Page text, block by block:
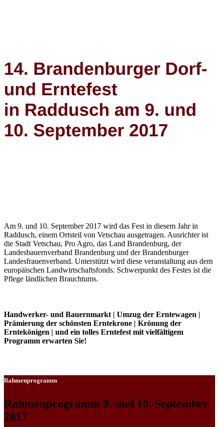
14. Brandenburger Dorf-
und Erntefest
in Raddusch am 9. und
10. September 2017
Am 9. und 10. September 2017 wird das Fest in diesem Jahr in
Raddusch, einem Ortsteil von Vetschau ausgetragen. Ausrichter ist
die Stadt Vetschau, Pro Agro, das Land Brandenburg, der
Landesbauernverband Brandenburg und der Brandenburger
Landesfrauenverband. Unterstützt wird diese veranstaltung aus dem
europäischen Landwirtschaftsfonds. Schwerpunkt des Festes ist die
Pflege ländlichen Brauchtums.
Handwerker- und Bauernmarkt | Umzug der Erntewagen |
Prämierung der schönsten Erntekrone | Krönung der
Erntekönigen | und ein tolles Erntefest mit vielfältigem
Programm erwarten Sie!
Rahmenprogramm
Rahmenprogramm 9. und 10. September
2017